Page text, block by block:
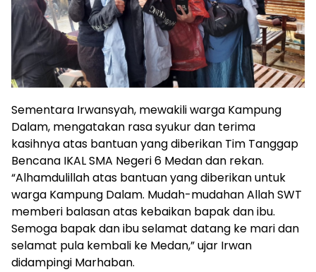
Sementara Irwansyah, mewakili warga Kampung
Dalam, mengatakan rasa syukur dan terima
kasihnya atas bantuan yang diberikan Tim Tanggap
Bencana IKAL SMA Negeri 6 Medan dan rekan.
“Alhamdulillah atas bantuan yang diberikan untuk
warga Kampung Dalam. Mudah-mudahan Allah SWT
memberi balasan atas kebaikan bapak dan ibu.
Semoga bapak dan ibu selamat datang ke mari dan
selamat pula kembali ke Medan,” ujar Irwan
didampingi Marhaban.